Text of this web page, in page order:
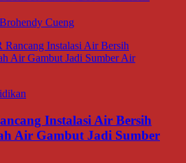
Brohendy Cueng
Instalasi Air Bersih
Air Gambut Jadi Sumber